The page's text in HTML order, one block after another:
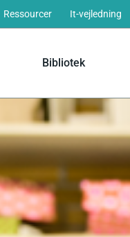
Ressourcer It-vejledning
Bibliotek